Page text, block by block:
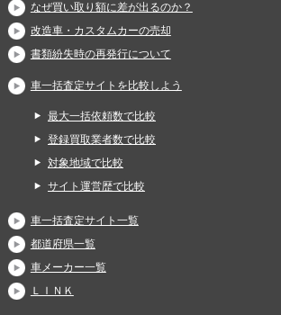
なぜ買い取り額に差が出るのか？
改造車・カスタムカーの売却
書類紛失時の再発行について
車一括査定サイトを比較しよう
最大一括依頼数で比較
登録買取業者数で比較
対象地域で比較
サイト運営歴で比較
車一括査定サイト一覧
都道府県一覧
車メーカー一覧
ＬＩＮＫ